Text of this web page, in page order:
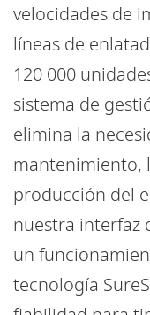
velocidades de
líneas de
120 000
sistema de
elimina la
mantenimiento,
producción del
nuestra interfaz
un
tecnología